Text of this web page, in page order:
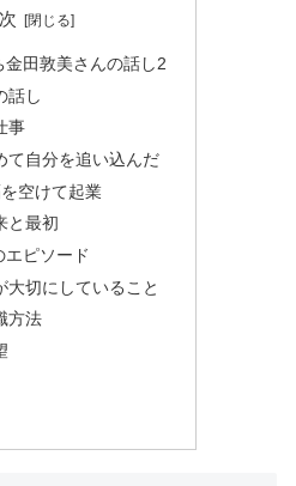
金田敦美さんの話し2
話し
事
て自分を追い込んだ
空けて起業
と最初
エピソード
大切にしていること
方法